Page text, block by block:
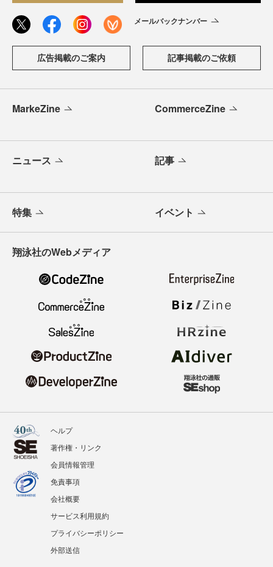
メールバックナンバー
広告掲載のご案内 記事掲載のご依頼
MarkeZine CommerceZine
ニュース 記事
特集 イベント
翔泳社のWebメディア
ヘルプ
著作権・リンク
会員情報管理
免責事項
会社概要
サービス利用規約
プライバシーポリシー
外部送信